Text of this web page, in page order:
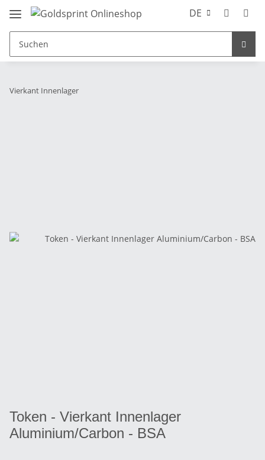
DE
Vierkant Innenlager
Token - Vierkant Innenlager
Aluminium/Carbon - BSA